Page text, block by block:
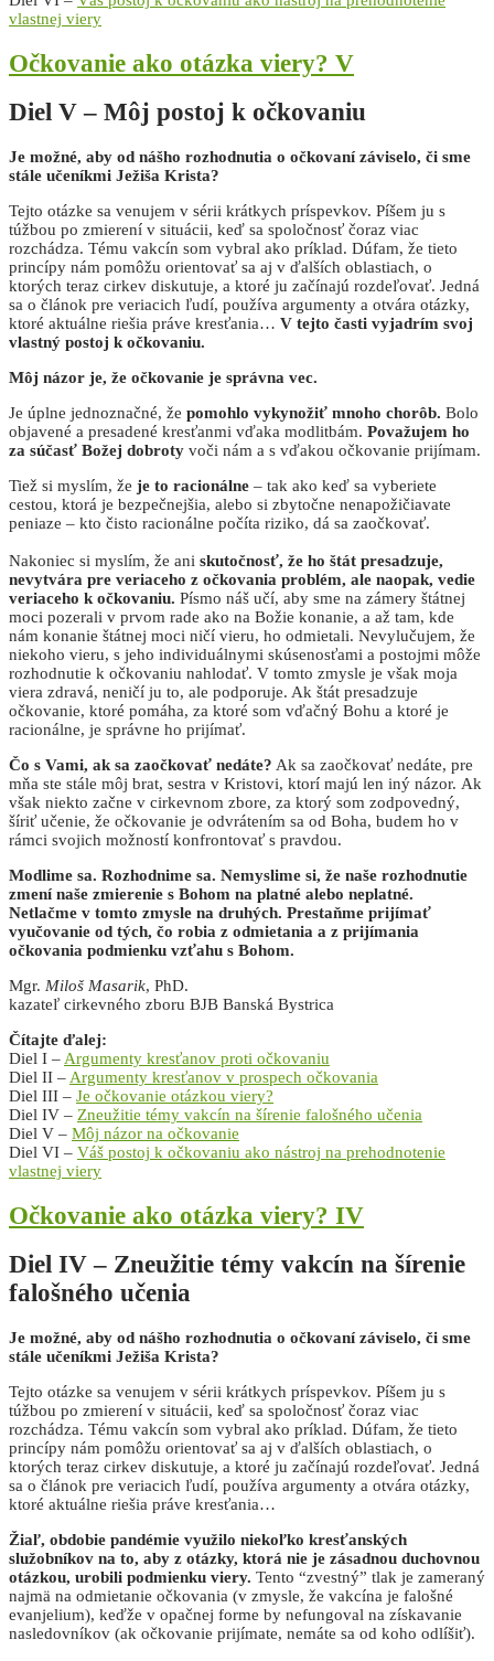
vlastnej viery
Očkovanie ako otázka viery? V
Diel V – Môj postoj k očkovaniu
Je možné, aby od nášho rozhodnutia o očkovaní záviselo, či sme
stále učeníkmi Ježiša Krista?
Tejto otázke sa venujem v sérii krátkych príspevkov. Píšem ju s
túžbou po zmierení v situácii, keď sa spoločnosť čoraz viac
rozchádza. Tému vakcín som vybral ako príklad. Dúfam, že tieto
princípy nám pomôžu orientovať sa aj v ďalších oblastiach, o
ktorých teraz cirkev diskutuje, a ktoré ju začínajú rozdeľovať. Jedná
sa o článok pre veriacich ľudí, používa argumenty a otvára otázky,
ktoré aktuálne riešia práve kresťania… V tejto časti vyjadrím svoj
vlastný postoj k očkovaniu.
Môj názor je, že očkovanie je správna vec.
Je úplne jednoznačné, že pomohlo vykynožiť mnoho chorôb. Bolo
objavené a presadené kresťanmi vďaka modlitbám. Považujem ho
za súčasť Božej dobroty voči nám a s vďakou očkovanie prijímam.
Tiež si myslím, že je to racionálne – tak ako keď sa vyberiete
cestou, ktorá je bezpečnejšia, alebo si zbytočne nenapožičiavate
peniaze – kto čisto racionálne počíta riziko, dá sa zaočkovať.
Nakoniec si myslím, že ani skutočnosť, že ho štát presadzuje,
nevytvára pre veriaceho z očkovania problém, ale naopak, vedie
veriaceho k očkovaniu. Písmo náš učí, aby sme na zámery štátnej
moci pozerali v prvom rade ako na Božie konanie, a až tam, kde
nám konanie štátnej moci ničí vieru, ho odmietali. Nevylučujem, že
niekoho vieru, s jeho individuálnymi skúsenosťami a postojmi môže
rozhodnutie k očkovaniu nahlodať. V tomto zmysle je však moja
viera zdravá, neničí ju to, ale podporuje. Ak štát presadzuje
očkovanie, ktoré pomáha, za ktoré som vďačný Bohu a ktoré je
racionálne, je správne ho prijímať.
Čo s Vami, ak sa zaočkovať nedáte? Ak sa zaočkovať nedáte, pre
mňa ste stále môj brat, sestra v Kristovi, ktorí majú len iný názor. Ak
však niekto začne v cirkevnom zbore, za ktorý som zodpovedný,
šíriť učenie, že očkovanie je odvrátením sa od Boha, budem ho v
rámci svojich možností konfrontovať s pravdou.
Modlime sa. Rozhodnime sa. Nemyslime si, že naše rozhodnutie
zmení naše zmierenie s Bohom na platné alebo neplatné.
Netlačme v tomto zmysle na druhých. Prestaňme prijímať
vyučovanie od tých, čo robia z odmietania a z prijímania
očkovania podmienku vzťahu s Bohom.
Mgr. Miloš Masarik, PhD.
kazateľ cirkevného zboru BJB Banská Bystrica
Čítajte ďalej:
Diel I – Argumenty kresťanov proti očkovaniu
Diel II – Argumenty kresťanov v prospech očkovania
Diel III – Je očkovanie otázkou viery?
Diel IV – Zneužitie témy vakcín na šírenie falošného učenia
Diel V – Môj názor na očkovanie
Diel VI – Váš postoj k očkovaniu ako nástroj na prehodnotenie
vlastnej viery
Očkovanie ako otázka viery? IV
Diel IV – Zneužitie témy vakcín na šírenie
falošného učenia
Je možné, aby od nášho rozhodnutia o očkovaní záviselo, či sme
stále učeníkmi Ježiša Krista?
Tejto otázke sa venujem v sérii krátkych príspevkov. Píšem ju s
túžbou po zmierení v situácii, keď sa spoločnosť čoraz viac
rozchádza. Tému vakcín som vybral ako príklad. Dúfam, že tieto
princípy nám pomôžu orientovať sa aj v ďalších oblastiach, o
ktorých teraz cirkev diskutuje, a ktoré ju začínajú rozdeľovať. Jedná
sa o článok pre veriacich ľudí, používa argumenty a otvára otázky,
ktoré aktuálne riešia práve kresťania…
Žiaľ, obdobie pandémie využilo niekoľko kresťanských
služobníkov na to, aby z otázky, ktorá nie je zásadnou duchovnou
otázkou, urobili podmienku viery. Tento “zvestný” tlak je zameraný
najmä na odmietanie očkovania (v zmysle, že vakcína je falošné
evanjelium), keďže v opačnej forme by nefungoval na získavanie
nasledovníkov (ak očkovanie prijímate, nemáte sa od koho odlíšiť).